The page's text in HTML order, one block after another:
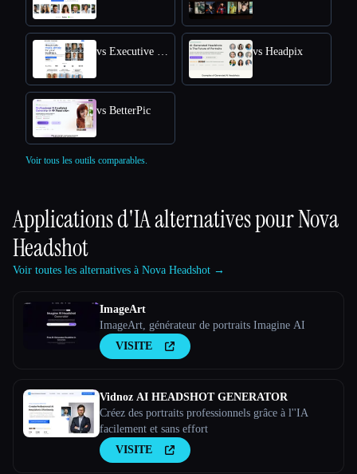
vs Executive Headshots vs Headpix
vs BetterPic
Voir tous les outils comparables.
Applications d'IA alternatives pourNova
Headshot
Voir toutes les alternatives à Nova Headshot →
ImageArt
ImageArt, générateur de portraits Imagine AI
VISITE
Vidnoz AI HEADSHOT GENERATOR
Créez des portraits professionnels grâce à l''IA
facilement et sans effort
VISITE